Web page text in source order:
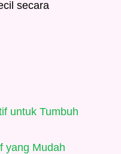
secara
untuk Tumbuh
yang Mudah